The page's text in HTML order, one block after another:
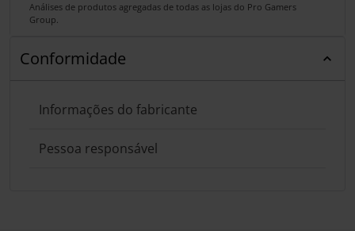
Análises de produtos agregadas de todas as lojas do Pro Gamers
Group.
Conformidade
Informações do fabricante
Pessoa responsável